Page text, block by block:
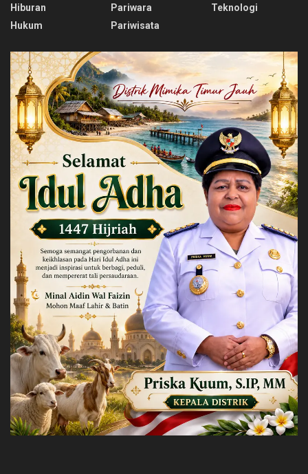
Hiburan
Hukum
Pariwara
Pariwisata
Teknologi